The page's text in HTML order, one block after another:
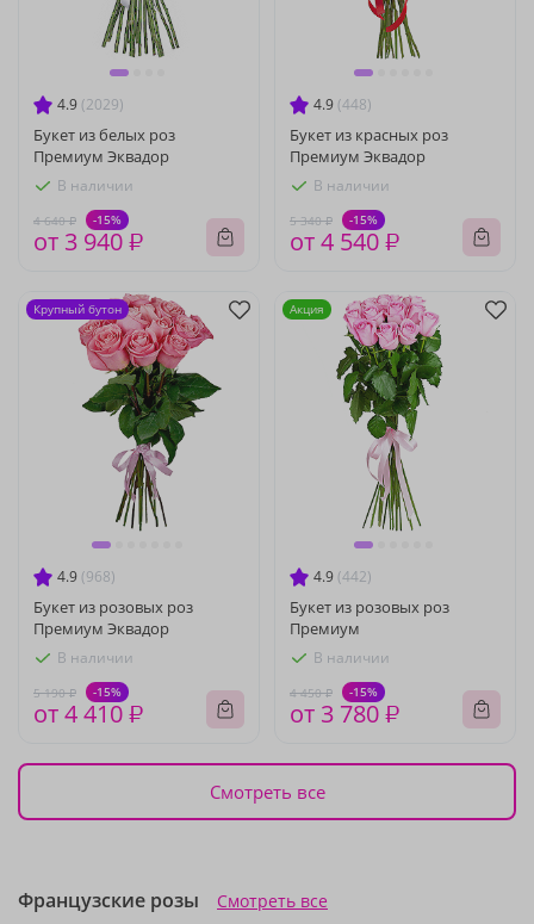
4.9 (2029)
Букет из белых роз
Премиум Эквадор
В наличии
4 640 ₽ -15%
от 3 940 ₽
4.9 (448)
Букет из красных роз
Премиум Эквадор
В наличии
5 340 ₽ -15%
от 4 540 ₽
4.9 (968)
Букет из розовых роз
Премиум Эквадор
В наличии
5 190 ₽ -15%
от 4 410 ₽
Крупный бутон
4.9 (442)
Букет из розовых роз
Премиум
В наличии
4 450 ₽ -15%
от 3 780 ₽
Акция
Смотреть все
Французские розы Смотреть все